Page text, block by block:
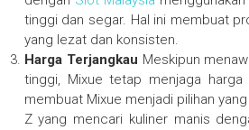
tinggi dan segar. Hal ini membuat
yang lezat dan konsisten.
Harga Terjangkau Meskipun
tinggi, Mixue tetap menjaga harga
membuat Mixue menjadi pilihan
Z yang mencari kuliner manis